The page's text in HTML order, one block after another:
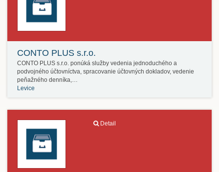
CONTO PLUS s.r.o.
CONTO PLUS s.r.o. ponúká služby vedenia jednoduchého a
podvojného účtovníctva, spracovanie účtovných dokladov, vedenie
peňažného denníka,…
Levice
Detail